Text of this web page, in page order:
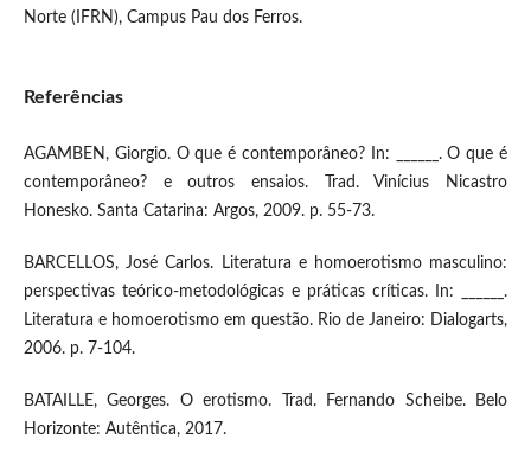
Norte (IFRN), Campus Pau dos Ferros.
Referências
AGAMBEN, Giorgio. O que é contemporâneo? In: ______. O que é
contemporâneo? e outros ensaios. Trad. Vinícius Nicastro
Honesko. Santa Catarina: Argos, 2009. p. 55-73.
BARCELLOS, José Carlos. Literatura e homoerotismo masculino:
perspectivas teórico-metodológicas e práticas críticas. In: ______.
Literatura e homoerotismo em questão. Rio de Janeiro: Dialogarts,
2006. p. 7-104.
BATAILLE, Georges. O erotismo. Trad. Fernando Scheibe. Belo
Horizonte: Autêntica, 2017.